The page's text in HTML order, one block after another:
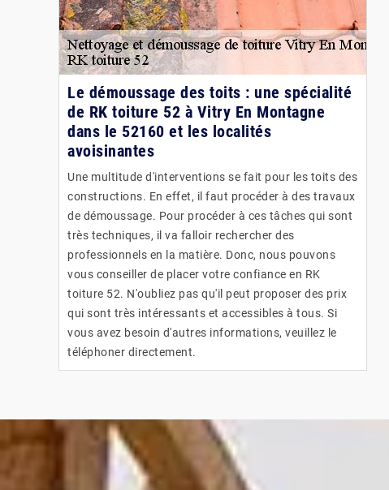
Le démoussage des toits : une spécialité
de RK toiture 52 à Vitry En Montagne
dans le 52160 et les localités
avoisinantes
Une multitude d'interventions se fait pour les toits des
constructions. En effet, il faut procéder à des travaux
de démoussage. Pour procéder à ces tâches qui sont
très techniques, il va falloir rechercher des
professionnels en la matière. Donc, nous pouvons
vous conseiller de placer votre confiance en RK
toiture 52. N'oubliez pas qu'il peut proposer des prix
qui sont très intéressants et accessibles à tous. Si
vous avez besoin d'autres informations, veuillez le
téléphoner directement.